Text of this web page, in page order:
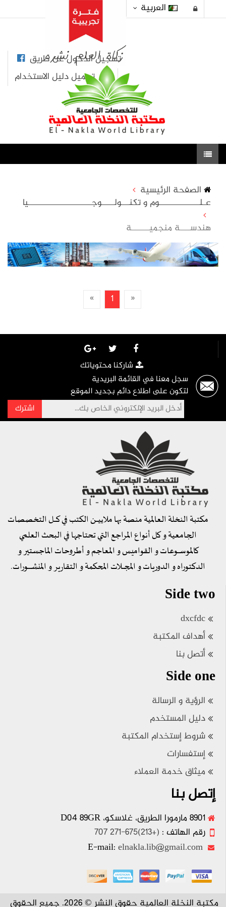
العربية
تسجيل الدخول عن طريق
تحميل دليل الاستخدام
الصفحة الرئيسية
عـلــــــــــــــــوم و تكنـــولـــــوجـــــــــــــــــــــــــيا
هندســــة منجميـــــــة
«
1
»
شاركنا محتوياتك
سجل معنا في القائمة البريدية
لتكون على اطلاع دائم بجديد الموقع
مكتبة النخلة العالمية منصة بها ملاييــــن الكتب في كــــل التخصصات
الجامعية و كل أنواع المراجع التي تحتاجها في البحث العلمي
كالموســــوعات و القواميس و المعاجم و أطروحات الماجستير و
الدكتوراه و الدوريات و المجــــلات المحكمة و التقارير و المنشـــــــورات.
Side two
dxcfdc
أهداف المكتبة
أتصل بنا
Side one
الرؤية و الرسالة
دليل المستخدم
شروط إستخدام المكتبة
إستفسارات
ميثاق خدمة العملاء
إتصل بنا
8901 مارمورا الطريق، غلاسكو، D04 89GR
رقم الهاتف : (+213)675-271 707
elnakla.lib@gmail.com
مكتبة النخلة العالمية حقوق النشر © 2026. جميع الحقوق